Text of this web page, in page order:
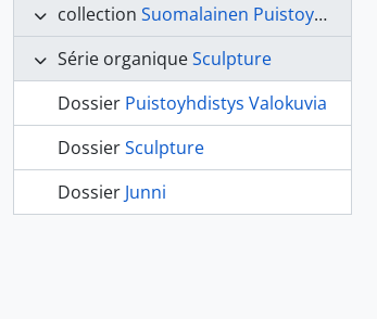
collection Suomalainen Puistoyhdistys [Finnish Garden Committee] fonds
Série organiqueSculpture
Dossier Puistoyhdistys Valokuvia
DossierSculpture
Dossier Junni